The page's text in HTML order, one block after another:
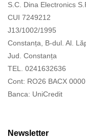
S.C. Dina Electronics
CUI 7249212
J13/1002/1995
Constanța, B-dul. Al.
Jud. Constanța
TEL. 0241632636
Cont: RO26 BACX
Banca: UniCredit
Newsletter